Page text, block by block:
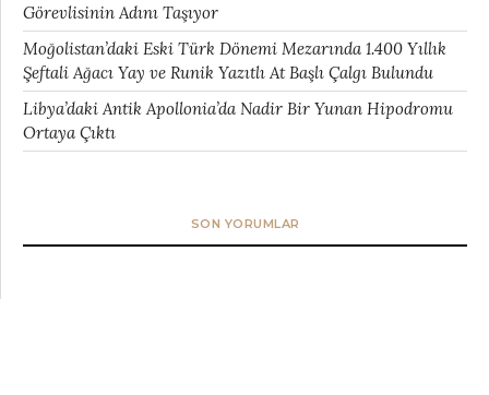
Görevlisinin Adını Taşıyor
Moğolistan’daki Eski Türk Dönemi Mezarında 1.400 Yıllık
Şeftali Ağacı Yay ve Runik Yazıtlı At Başlı Çalgı Bulundu
Libya’daki Antik Apollonia’da Nadir Bir Yunan Hipodromu
Ortaya Çıktı
SON YORUMLAR